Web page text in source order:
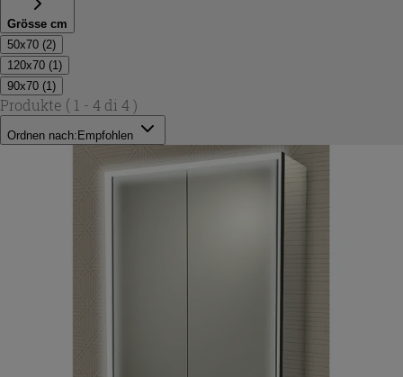
Grösse cm
50x70 (2)
120x70 (1 )
90x70 (1 )
Produkte ( 1 - 4 di 4 )
Ordnen nach: Empfohlen